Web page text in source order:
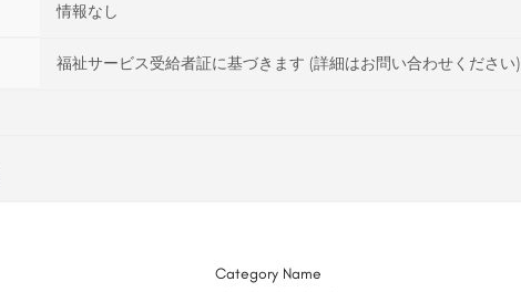
情報なし
福祉サービス受給者証に基づきます (詳細はお問い合わせください)
Category Name